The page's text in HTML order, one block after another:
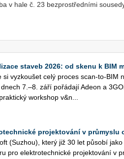
v hale č. 23 bez­pro­střed­ní­mi
staveb 2026: od skenu k BIM
si vy­zkou­šet celý pro­ces scan-to-BIM
dnech 7.–8. září po­řá­da­jí Adeon a
work­shop v&n...
projektování v průmyslu
(Suzhou), který již 30 let pů­so­bí
pro elek­tro­tech­nic­ké pro­jek­to­vá­ní v